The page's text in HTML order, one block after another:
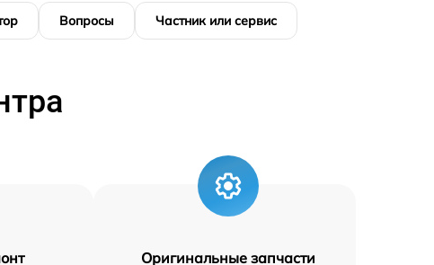
Вопросы Частник или сервис
Оригинальные запчасти